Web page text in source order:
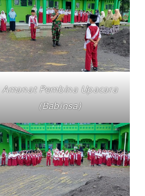
Amanat Pembina Upacara
(Babinsa)